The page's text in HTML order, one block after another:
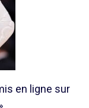
en ligne sur